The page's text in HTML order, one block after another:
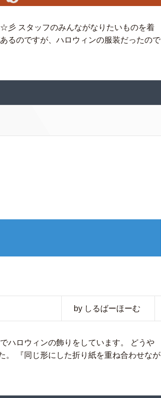
彡 スタッフのみんながなりたいものを着
るのですが、ハロウィンの服装だったので
by しるばーほーむ
ハロウィンの飾りをしています。 どうや
。 『同じ形にした折り紙を重ね合わせなが